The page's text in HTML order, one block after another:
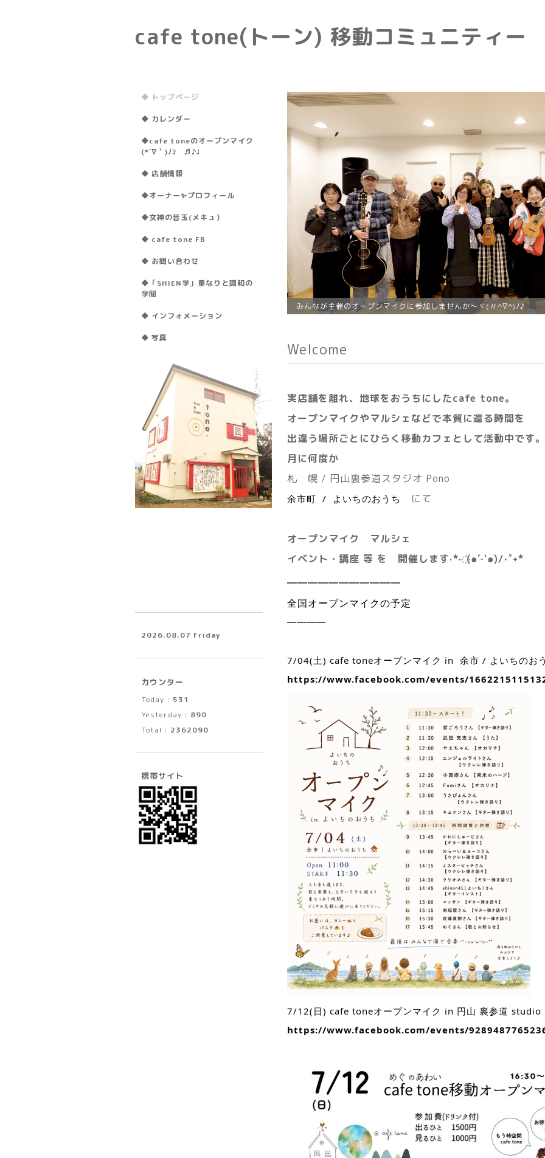
cafe tone(トーン) 移動コミュニティー
みんなが主催のオープンマイクに参加しませんか〜ヾ(〃^∇^)ﾉ♪
Welcome
実店舗を離れ、地球をおうちにしたcafe tone。
オープンマイクやマルシェなどで本質に還る時間を
出逢う場所ごとにひらく移動カフェとして活動中です。
月に何度か
札 幌 / 円山裏参道スタジオ Pono
余市町 / よいちのおうち にて
オープンマイク マルシェ
イベント・講座 等 を 開催します·*· ҉(๑′ᵕ‵๑)/‧˚︎˖*
━━━━━━━━━━━
全国オープンマイクの予定
━━━━
7/04(土) cafe toneオープンマイク in 余市 / よいちのお
https://www.facebook.com/events/
7/12(日) cafe toneオープンマイク in 円山 裏参道
https://www.facebook.com/events/
◆ トップページ
◆ カレンダー
◆cafe toneのオープンマイク
(*´∇｀)ﾉｼ ♬♪♩
◆ 店舗情報
◆オーナー✨プロフィール
◆女神の音玉(メキュ）
◆ cafe tone FB
◆ お問い合わせ
◆「SHIEN学」重なりと調和の
学問
◆ インフォメーション
◆ 写真
2026.08.07 Friday
カウンター
Today : 531
Yesterday : 890
Total : 2362090
携帯サイト